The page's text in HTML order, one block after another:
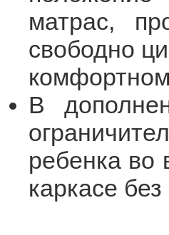
матрас,
свободно
В
ребенка во
каркасе